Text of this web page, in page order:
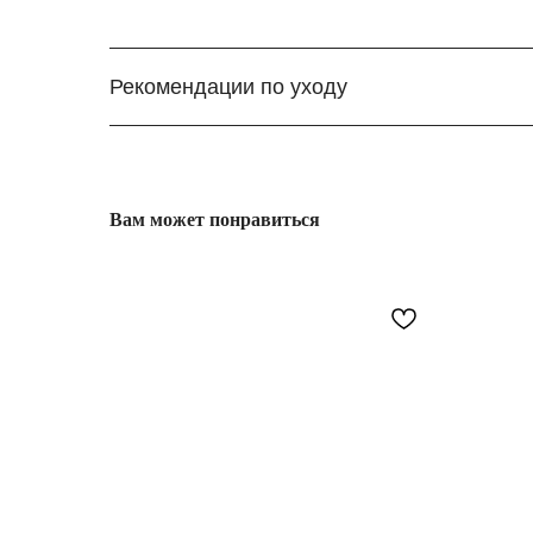
Рекомендации по уходу
Вам может понравиться